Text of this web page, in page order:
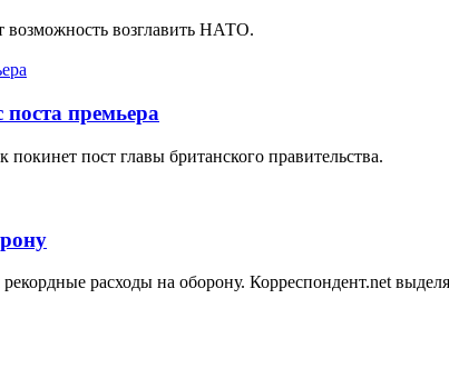
возможность возглавить НАТО.
поста премьера
пост главы британского правительства.
расходы на оборону. Корреспондент.net